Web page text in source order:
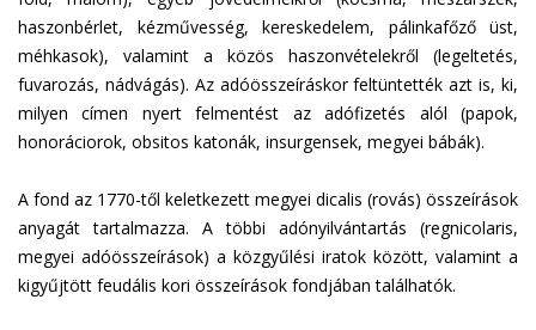
haszonbérlet, kézművesség, kereskedelem, pálinkafőző üst,
méhkasok), valamint a közös haszonvételekről (legeltetés,
fuvarozás, nádvágás). Az adóösszeíráskor feltüntették azt is, ki,
milyen címen nyert felmentést az adófizetés alól (papok,
honoráciorok, obsitos katonák, insurgensek, megyei bábák).
A fond az 1770-től keletkezett megyei dicalis (rovás) összeírások
anyagát tartalmazza. A többi adónyilvántartás (regnicolaris,
megyei adóösszeírások) a közgyűlési iratok között, valamint a
kigyűjtött feudális kori összeírások fondjában találhatók.